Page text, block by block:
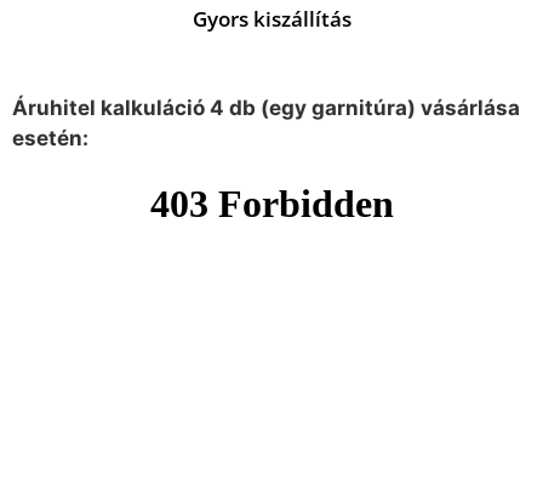
Gyors kiszállítás
Áruhitel kalkuláció 4 db (egy garnitúra) vásárlása
esetén: